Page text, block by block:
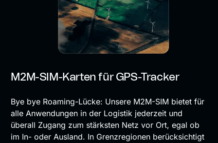
M2M-SIM-Karten für GPS-Tracker
Bye bye Roaming-Lücke: Unsere M2M-SIM bietet für
alle Anwendungen in der Logistik jederzeit und
überall Zugang zum stärksten Netz vor Ort, egal ob
im In- oder Ausland. In Grenzregionen berücksichtigt